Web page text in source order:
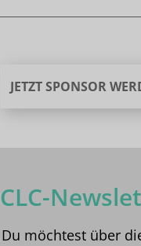
JETZT SPONSOR
CLC-
Du möchtest über